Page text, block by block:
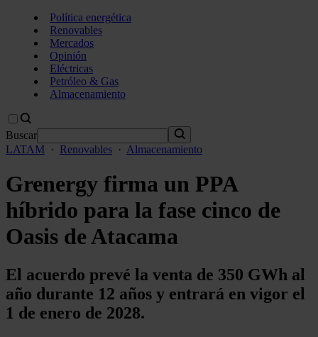
Política energética
Renovables
Mercados
Opinión
Eléctricas
Petróleo & Gas
Almacenamiento
Buscar
LATAM · Renovables · Almacenamiento
Grenergy firma un PPA
híbrido para la fase cinco de
Oasis de Atacama
El acuerdo prevé la venta de 350 GWh al
año durante 12 años y entrará en vigor el
1 de enero de 2028.